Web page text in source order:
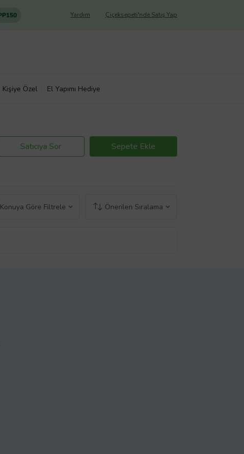
Çiçeksepeti'nde Satış Yap
Yardım
Kişiye Özel El Yapımı Hediye
Satıcıya Sor Sepete Ekle
Konuya Göre Filtrele Önerilen Sıralama